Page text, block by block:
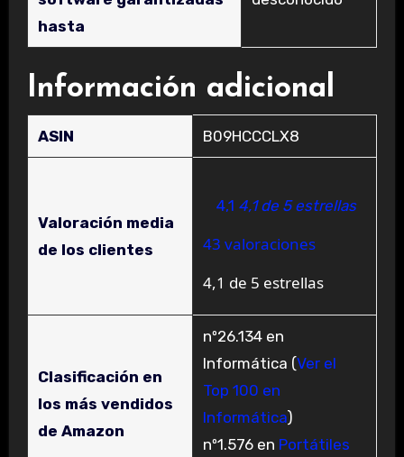
hasta
Información adicional
ASIN B09HCCCLX8
Valoración media
de los clientes
4,1 4,1 de 5 estrellas
43 valoraciones
4,1 de 5 estrellas
Clasificación en
los más vendidos
de Amazon
nº26.134 en
Informática (Ver el
Top 100 en
Informática)
nº1.576 en Portátiles